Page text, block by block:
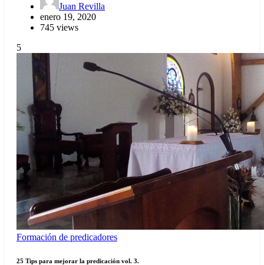
Juan Revilla
enero 19, 2020
745 views
5
Formación de predicadores
25 Tips para mejorar la predicación vol. 3.